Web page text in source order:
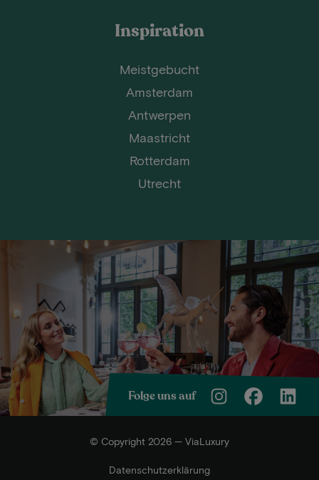
Inspiration
Meistgebucht
Amsterdam
Antwerpen
Maastricht
Rotterdam
Utrecht
Folge uns auf
© Copyright 2026 — ViaLuxury
Datenschutzerklärung